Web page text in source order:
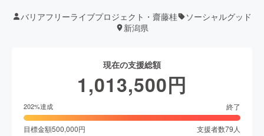
バリアフリーライブプロジェクト・齋藤桂
ソーシャルグッド
新潟県
現在の支援総額
1,013,500円
202%達成 終了
目標金額500,000円 支援者数79 人